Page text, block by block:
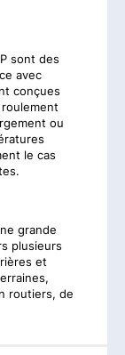
sont des
avec
conçues
ou
le cas
grande
plusieurs
et
routiers, de